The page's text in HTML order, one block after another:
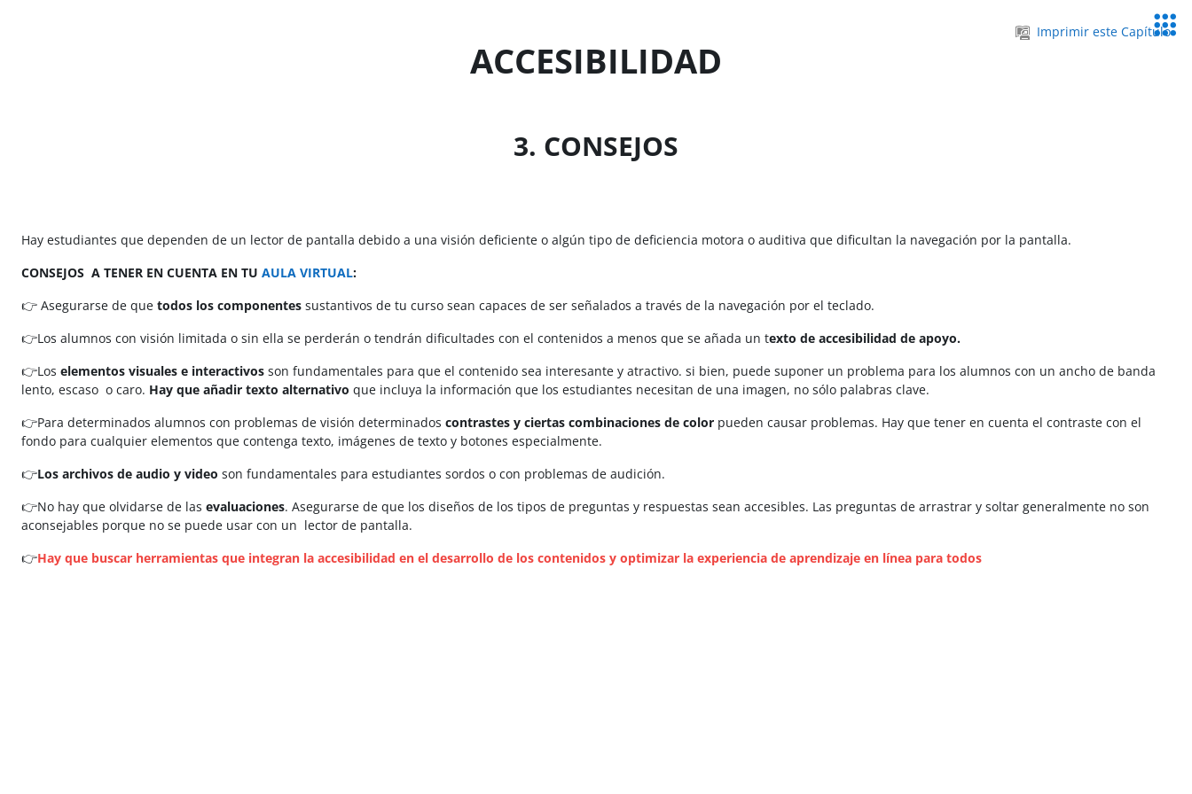
Imprimir este Capítulo
ACCESIBILIDAD
3. CONSEJOS
Hay estudiantes que dependen de un lector de pantalla debido a una visión deficiente o algún tipo de deficiencia motora o auditiva que dificultan la navegación por la pantalla.
CONSEJOS A TENER EN CUENTA EN TU AULA VIRTUAL:
👉 Asegurarse de que todos los componentes sustantivos de tu curso sean capaces de ser señalados a través de la navegación por el teclado.
👉Los alumnos con visión limitada o sin ella se perderán o tendrán dificultades con el contenidos a menos que se añada un texto de accesibilidad de apoyo.
👉Los elementos visuales e interactivos son fundamentales para que el contenido sea interesante y atractivo. si bien, puede suponer un problema para los alumnos con un ancho de banda
lento, escaso o caro. Hay que añadir texto alternativo que incluya la información que los estudiantes necesitan de una imagen, no sólo palabras clave.
👉Para determinados alumnos con problemas de visión determinados contrastes y ciertas combinaciones de color pueden causar problemas. Hay que tener en cuenta el contraste con el
fondo para cualquier elementos que contenga texto, imágenes de texto y botones especialmente.
👉Los archivos de audio y video son fundamentales para estudiantes sordos o con problemas de audición.
👉No hay que olvidarse de las evaluaciones. Asegurarse de que los diseños de los tipos de preguntas y respuestas sean accesibles. Las preguntas de arrastrar y soltar generalmente no son
aconsejables porque no se puede usar con un lector de pantalla.
👉Hay que buscar herramientas que integran la accesibilidad en el desarrollo de los contenidos y optimizar la experiencia de aprendizaje en línea para todos